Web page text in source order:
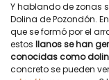
Y hablando de zonas
Dolina de Pozondón.
que se formó por el
estos llanos se han
conocidas como
concreto se pueden